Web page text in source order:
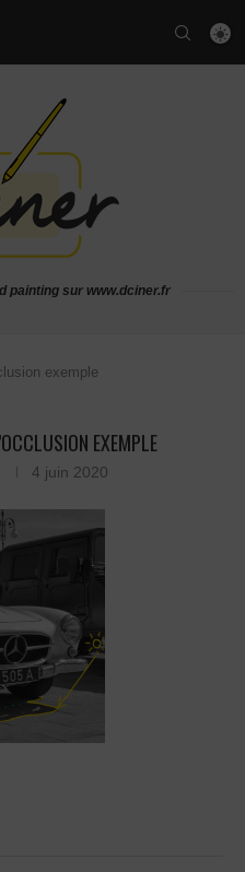
painting sur www.dciner.fr
exemple
EXEMPLE
4 juin 2020